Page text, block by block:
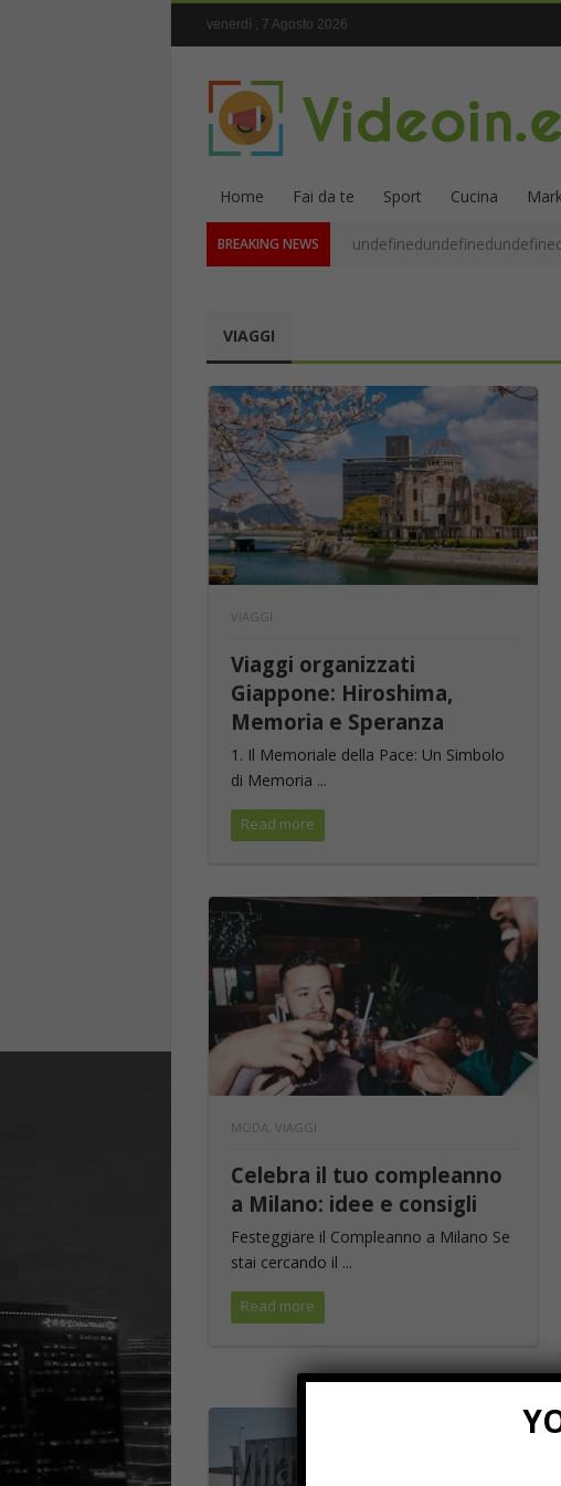
venerdì , 7 Agosto 2026
Home Fai da te Sport Cucina
BREAKING NEWS
VIAGGI
VIAGGI
Viaggi organizzati
Giappone: Hiroshima,
Memoria e Speranza
1. Il Memoriale della Pace: Un Simbolo
di Memoria ...
Read more
MODA, VIAGGI
Celebra il tuo compleanno
a Milano: idee e consigli
Festeggiare il Compleanno a Milano Se
stai cercando il ...
Read more